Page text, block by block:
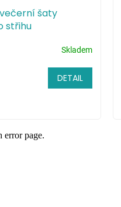
šaty
střihu
Skladem
DETAIL